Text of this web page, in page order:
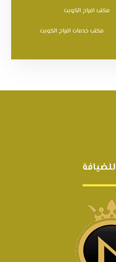
مكتب افراح الكويت
مكتب خدمات افراح الكويت